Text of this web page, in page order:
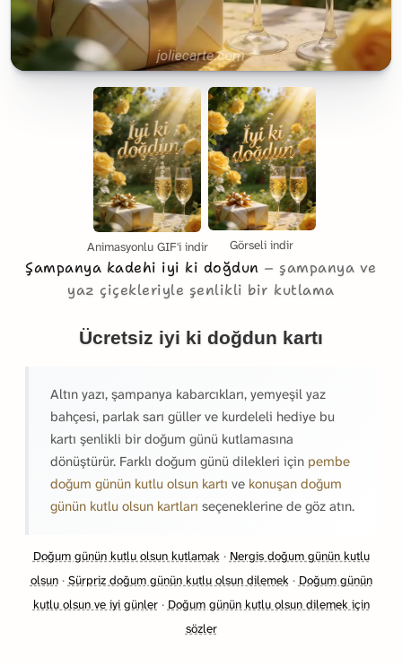
Animasyonlu GIF'i indir Görseli indir
Şampanya kadehi iyi ki doğdun
şampanya ve
yaz çiçekleriyle şenlikli bir kutlama
Ücretsiz iyi ki doğdun kartı
Altın yazı, şampanya kabarcıkları, yemyeşil yaz
bahçesi, parlak sarı güller ve kurdeleli hediye bu
kartı şenlikli bir doğum günü kutlamasına
dönüştürür. Farklı doğum günü dilekleri için pembe
doğum günün kutlu olsun kartı ve konuşan doğum
günün kutlu olsun kartları seçeneklerine de göz atın.
Doğum günün kutlu olsun kutlamak· Nergis doğum günün kutlu
olsun· Sürpriz doğum günün kutlu olsun dilemek· Doğum günün
kutlu olsun ve iyi günler· Doğum günün kutlu olsun dilemek için
sözler